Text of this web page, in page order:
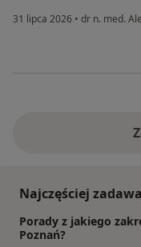
31 lipca 2026 • dr n. med.
Najczęściej
Porady z jakiego
Poznań?